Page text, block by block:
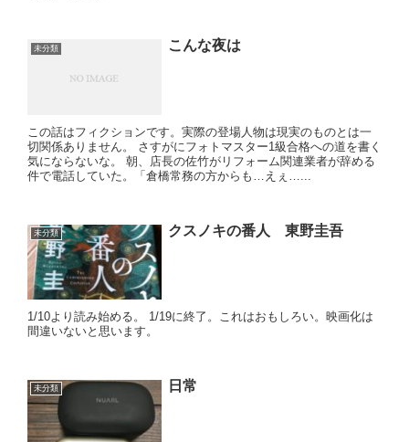
未分類 こんな夜は
この話はフィクションです。実際の登場人物は現実のものとは一
切関係ありません。 さすがにフォトマスター1級合格への道を書く
気にならないな。 朝、店長の佐竹がリフォーム関連業者が辞める
件で電話していた。「倉橋常務の方からも…えぇ…...
未分類 クスノキの番人 東野圭吾
1/10より読み始める。 1/19に終了。これはおもしろい。映画化は
間違いないと思います。
未分類 日常